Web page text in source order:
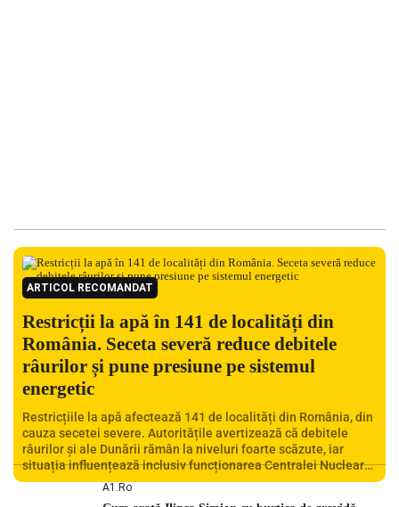
ARTICOL RECOMANDAT
Restricții la apă în 141 de localități din
România. Seceta severă reduce debitele
râurilor și pune presiune pe sistemul
energetic
Restricțiile la apă afectează 141 de localități din România, din
cauza secetei severe. Autoritățile avertizează că debitele
râurilor și ale Dunării rămân la niveluri foarte scăzute, iar
situația influențează inclusiv funcționarea Centralei Nucleare
de la Cernavodă. România se confruntă cu una dintre cele mai
A1.ro